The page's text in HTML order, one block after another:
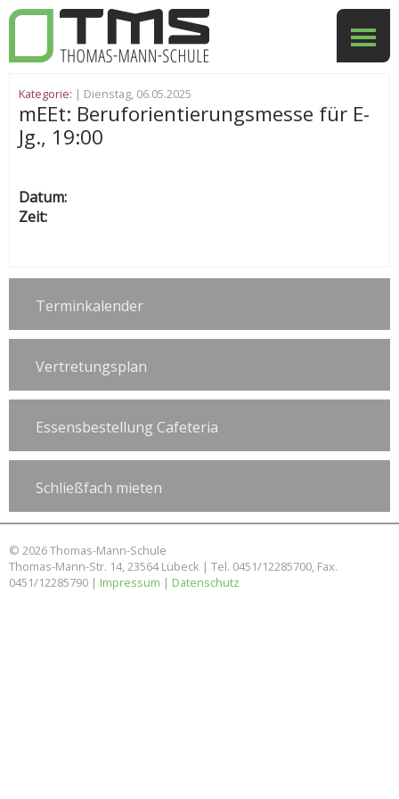
Kategorie: | Dienstag, 06.05.2025
mEEt: Beruforientierungsmesse für E-
Jg., 19:00
Datum:
Zeit:
Terminkalender
Vertretungsplan
Essensbestellung Cafeteria
Schließfach mieten
© 2026 Thomas-Mann-Schule
Thomas-Mann-Str. 14, 23564 Lübeck | Tel. 0451/12285700, Fax.
0451/12285790 | Impressum | Datenschutz